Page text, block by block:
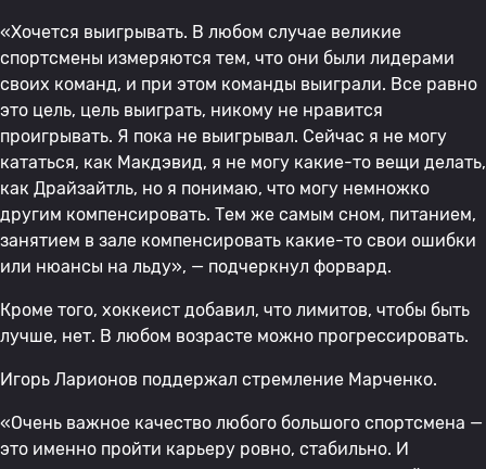
«Хочется выигрывать. В любом случае великие
спортсмены измеряются тем, что они были лидерами
своих команд, и при этом команды выиграли. Все равно
это цель, цель выиграть, никому не нравится
проигрывать. Я пока не выигрывал. Сейчас я не могу
кататься, как Макдэвид, я не могу какие-то вещи делать,
как Драйзайтль, но я понимаю, что могу немножко
другим компенсировать. Тем же самым сном, питанием,
занятием в зале компенсировать какие-то свои ошибки
или нюансы на льду», — подчеркнул форвард.
Кроме того, хоккеист добавил, что лимитов, чтобы быть
лучше, нет. В любом возрасте можно прогрессировать.
Игорь Ларионов поддержал стремление Марченко.
«Очень важное качество любого большого спортсмена —
это именно пройти карьеру ровно, стабильно. И